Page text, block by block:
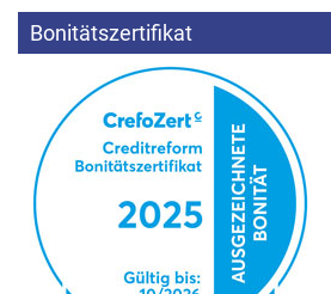
Bonitätszertifikat